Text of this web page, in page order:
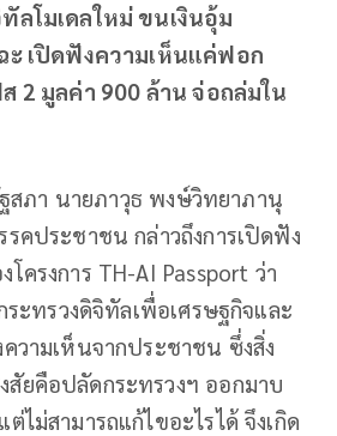
ลโมเดลใหม่ ขนเงินอุ้ม
ะ เปิดฟังความเห็นแค่ฟอก
2 มูลค่า 900 ล้าน จ่อถล่มใน
สภา นายภาวุธ พงษ์วิทยาภานุ
คประชาชน กล่าวถึงการเปิดฟัง
ครงการ TH-AI Passport ว่า
ะทรวงดิจิทัลเพื่อเศรษฐกิจและ
วามเห็นจากประชาชน ซึ่งสิ่ง
ยคือปลัดกระทรวงฯ ออกมาบ
ไม่สามารถแก้ไขอะไรได้ จึงเกิด